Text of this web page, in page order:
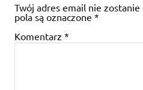
Twój adres email nie zostanie
pola są oznaczone *
Komentarz *